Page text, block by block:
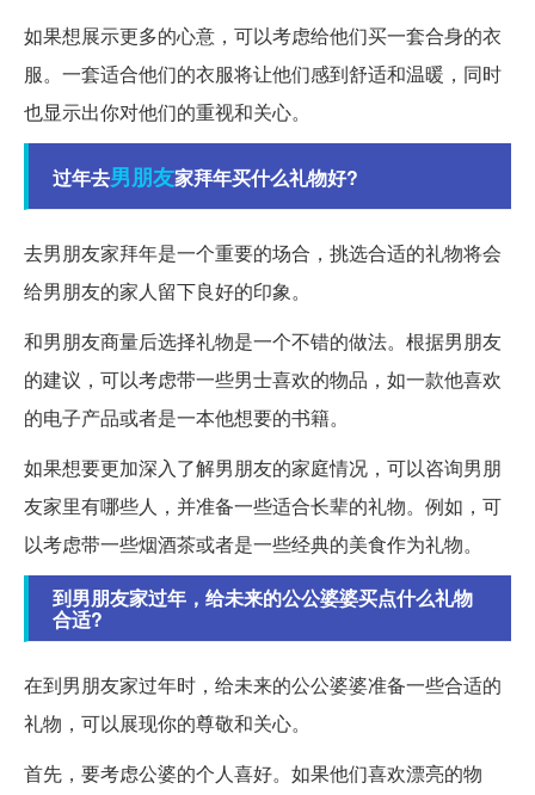
如果想展示更多的心意，可以考虑给他们买一套合身的衣
服。一套适合他们的衣服将让他们感到舒适和温暖，同时
也显示出你对他们的重视和关心。
过年去男朋友家拜年买什么礼物好?
去男朋友家拜年是一个重要的场合，挑选合适的礼物将会
给男朋友的家人留下良好的印象。
和男朋友商量后选择礼物是一个不错的做法。根据男朋友
的建议，可以考虑带一些男士喜欢的物品，如一款他喜欢
的电子产品或者是一本他想要的书籍。
如果想要更加深入了解男朋友的家庭情况，可以咨询男朋
友家里有哪些人，并准备一些适合长辈的礼物。例如，可
以考虑带一些烟酒茶或者是一些经典的美食作为礼物。
到男朋友家过年，给未来的公公婆婆买点什么礼物
合适?
在到男朋友家过年时，给未来的公公婆婆准备一些合适的
礼物，可以展现你的尊敬和关心。
首先，要考虑公婆的个人喜好。如果他们喜欢漂亮的物